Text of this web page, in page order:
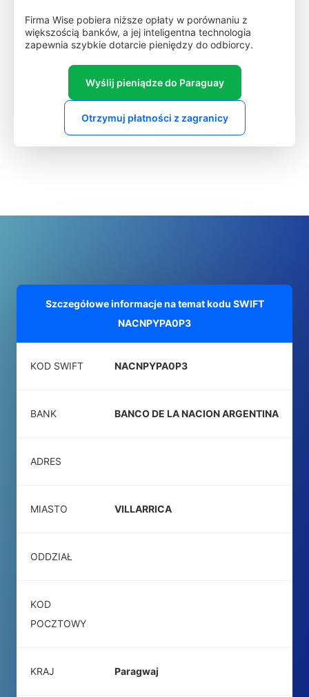
Firma Wise pobiera niższe opłaty w porównaniu z
większością banków, a jej inteligentna technologia
zapewnia szybkie dotarcie pieniędzy do odbiorcy.
Wyślij pieniądze do Paraguay
Otrzymuj płatności z zagranicy
Szczegółowe informacje na temat kodu SWIFT
NACNPYPA0P3
KOD SWIFT NACNPYPA0P3
BANK BANCO DE LA NACION ARGENTINA
ADRES
MIASTO VILLARRICA
ODDZIAŁ
KOD
POCZTOWY
KRAJ Paragwaj